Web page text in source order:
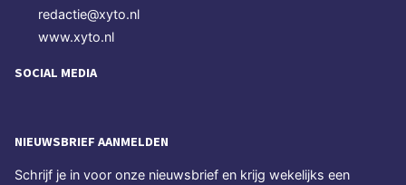
redactie@xyto.nl
www.xyto.nl
SOCIAL MEDIA
NIEUWSBRIEF AANMELDEN
Schrijf je in voor onze nieuwsbrief en krijg wekelijks een